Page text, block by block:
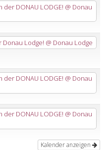
der DONAU LODGE! @ Donau
Donau Lodge! @ Donau Lodge
der DONAU LODGE! @ Donau
der DONAU LODGE! @ Donau
Kalender anzeigen